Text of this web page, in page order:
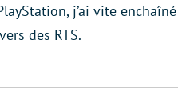
j’ai vite enchaîné
des RTS.